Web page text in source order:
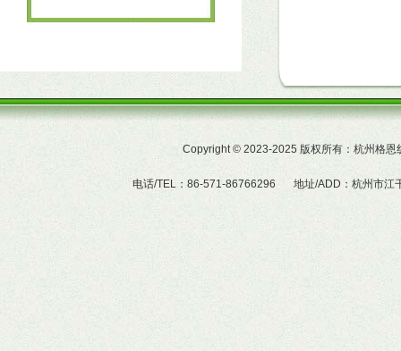
Copyright© 2023-2025 版权所有：杭州格
电话/TEL：86-571-86766296 地址/ADD：杭州市江